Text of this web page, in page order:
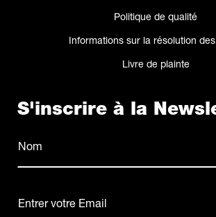
Politique de qualité
Informations sur la résolution
Livre de plainte
S'inscrire à la
mail